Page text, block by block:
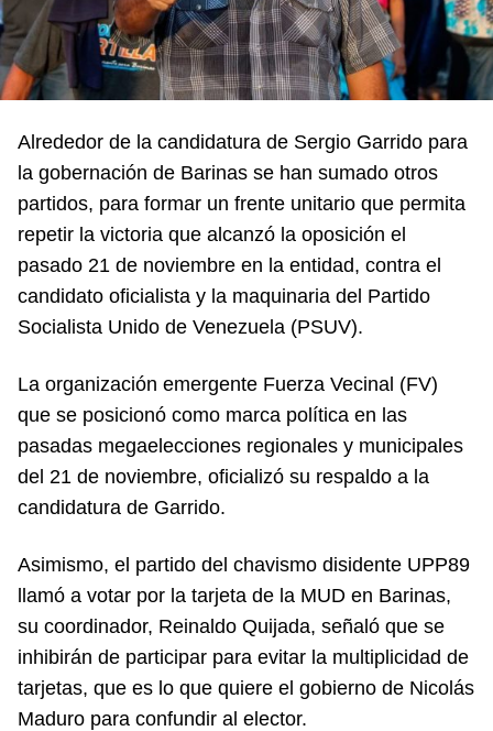
Alrededor de la candidatura de Sergio Garrido para
la gobernación de Barinas se han sumado otros
partidos, para formar un frente unitario que permita
repetir la victoria que alcanzó la oposición el
pasado 21 de noviembre en la entidad, contra el
candidato oficialista y la maquinaria del Partido
Socialista Unido de Venezuela (PSUV).
La organización emergente Fuerza Vecinal (FV)
que se posicionó como marca política en las
pasadas megaelecciones regionales y municipales
del 21 de noviembre, oficializó su respaldo a la
candidatura de Garrido.
Asimismo, el partido del chavismo disidente UPP89
llamó a votar por la tarjeta de la MUD en Barinas,
su coordinador, Reinaldo Quijada, señaló que se
inhibirán de participar para evitar la multiplicidad de
tarjetas, que es lo que quiere el gobierno de Nicolás
Maduro para confundir al elector.